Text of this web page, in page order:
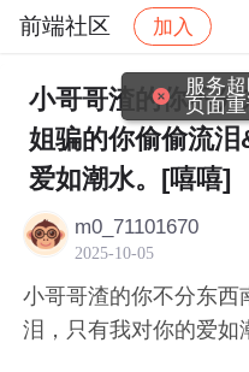
前端社区 加入
社区 前端社区 感
小哥哥渣的你不
姐骗的你偷偷流
爱如潮水。[嘻嘻]
m0_71101670
2025-10-05
小哥哥渣的你不分东西
泪，只有我对你的爱如
服务
页面